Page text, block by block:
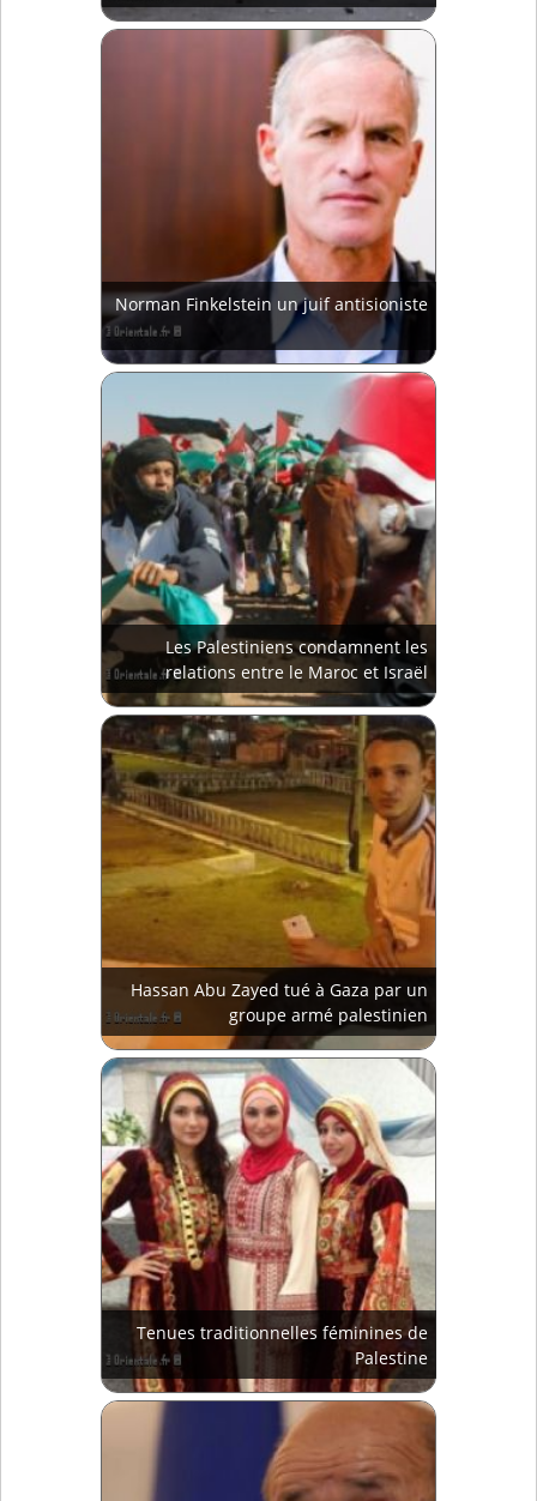
Norman Finkelstein un juif antisioniste
Les Palestiniens condamnent les
relations entre le Maroc et Israël
Hassan Abu Zayed tué à Gaza par un
groupe armé palestinien
Tenues traditionnelles féminines de
Palestine